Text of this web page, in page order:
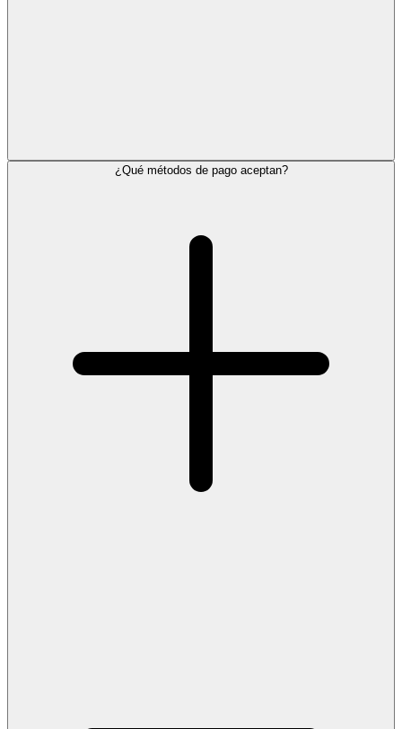
¿Qué métodos de pago aceptan?